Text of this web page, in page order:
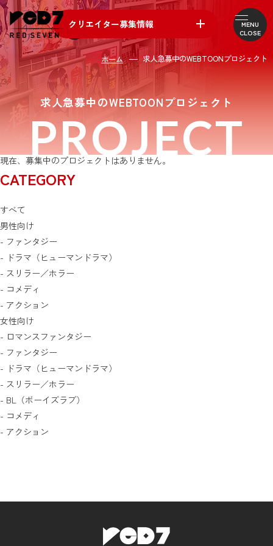
MENU
CLOSE
クリエイター募集情報
各ポジション・個人作家
求人急募中のプロジェクト
ホーム 求人急募中のWEBTOONプロジェクト
求人急募中のWEBTOONプロジェクト
PROJECT
CATEGORY
すべて
男性向け
- ファンタジー
- ドラマ（ヒューマンドラマ）
- スリラー／ホラー
- コメディ
- アクション
女性向け
- ロマンスファンタジー
- ファンタジー
- ドラマ（ヒューマンドラマ）
- スリラー／ホラー
- BL（ボーイズラブ）
- コメディ
- アクション
現在、募集中のプロジェクトはありません。